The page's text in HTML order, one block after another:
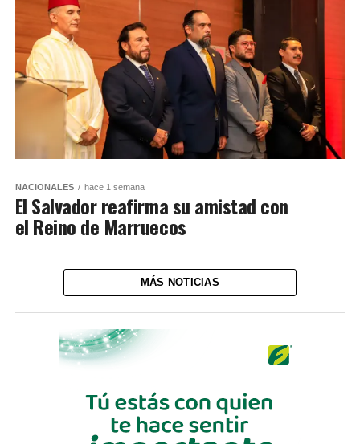
NACIONALES hace 1 semana
El Salvador reafirma su amistad con
el Reino de Marruecos
MÁS NOTICIAS